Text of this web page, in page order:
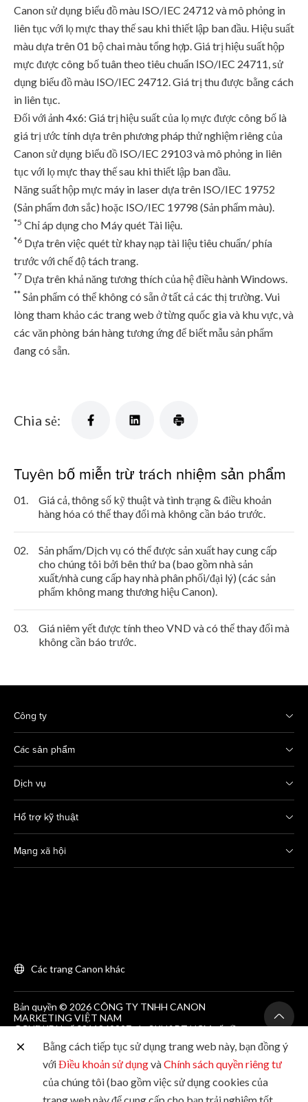
Canon sử dụng biểu đồ màu ISO/IEC 24712 và mô phỏng in
liên tục với lọ mực thay thế sau khi thiết lập ban đầu. Hiệu suất
màu dựa trên 01 bộ chai màu tổng hợp. Giá trị hiệu suất hộp
mực được công bố tuân theo tiêu chuẩn ISO/IEC 24711, sử
dụng biểu đồ màu ISO/IEC 24712. Giá trị thu được bằng cách
in liên tục.
Đối với ảnh 4x6: Giá trị hiệu suất của lọ mực được công bố là
giá trị ước tính dựa trên phương pháp thử nghiệm riêng của
Canon sử dụng biểu đồ ISO/IEC 29103 và mô phỏng in liên
tục với lọ mực thay thế sau khi thiết lập ban đầu.
Năng suất hộp mực máy in laser dựa trên ISO/IEC 19752
(Sản phẩm đơn sắc) hoặc ISO/IEC 19798 (Sản phẩm màu).
*5 Chỉ áp dụng cho Máy quét Tài liệu.
*6 Dựa trên việc quét từ khay nạp tài liệu tiêu chuẩn/ phía
trước với chế độ tách trang.
*7 Dựa trên khả năng tương thích của hệ điều hành Windows.
** Sản phẩm có thể không có sẵn ở tất cả các thị trường. Vui
lòng tham khảo các trang web ở từng quốc gia và khu vực, và
các văn phòng bán hàng tương ứng để biết mẫu sản phẩm
đang có sẵn.
Chia sẻ:
Tuyên bố miễn trừ trách nhiệm sản phẩm
01.
Giá cả, thông số kỹ thuật và tình trạng & điều khoản
hàng hóa có thể thay đổi mà không cần báo trước.
02.
Sản phẩm/Dịch vụ có thể được sản xuất hay cung cấp
cho chúng tôi bởi bên thứ ba (bao gồm nhà sản
xuất/nhà cung cấp hay nhà phân phối/đại lý) (các sản
phẩm không mang thương hiệu Canon).
03.
Giá niêm yết được tính theo VND và có thể thay đổi mà
không cần báo trước.
Công ty
Các sản phẩm
Dịch vụ
Hổ trợ kỹ thuật
Mạng xã hội
Các trang Canon khác
Bản quyền © 2026 CÔNG TY TNHH CANON
MARKETING VIỆT NAM
GCNĐKDN số 0311869297, do SKH&DT HCM cấp lần
đầu ngày 25/06/2012
Phòng 203, Tầng 2, Tòa nhà Zen Plaza, 54-56 Nguyễn
Trãi, Quận 1, Thành phố Hồ Chí Minh. Tel: (+84-28)
Bằng cách tiếp tục sử dụng trang web này, bạn đồng ý
vớiĐiều khoản sử dụngvàChính sách quyền riêng tư
của chúng tôi (bao gồm việc sử dụng cookies của